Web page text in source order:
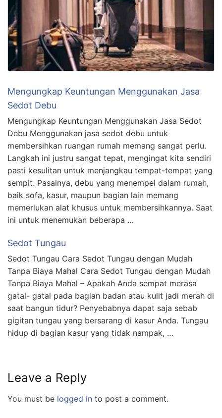
Mengungkap Keuntungan Menggunakan Jasa
Sedot Debu
Mengungkap Keuntungan Menggunakan Jasa Sedot
Debu Menggunakan jasa sedot debu untuk
membersihkan ruangan rumah memang sangat perlu.
Langkah ini justru sangat tepat, mengingat kita sendiri
pasti kesulitan untuk menjangkau tempat-tempat yang
sempit. Pasalnya, debu yang menempel dalam rumah,
baik sofa, kasur, maupun bagian lain memang
memerlukan alat khusus untuk membersihkannya. Saat
ini untuk menemukan beberapa …
Sedot Tungau
Sedot Tungau Cara Sedot Tungau dengan Mudah
Tanpa Biaya Mahal Cara Sedot Tungau dengan Mudah
Tanpa Biaya Mahal – Apakah Anda sempat merasa
gatal- gatal pada bagian badan atau kulit jadi merah di
saat bangun tidur? Penyebabnya dapat saja sebab
gigitan tungau yang bersarang di kasur Anda. Tungau
hidup di bagian kasur yang tidak nampak, …
Leave a Reply
You must be logged in to post a comment.